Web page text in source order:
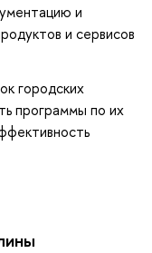
и
и сервисов
городских
программы по их